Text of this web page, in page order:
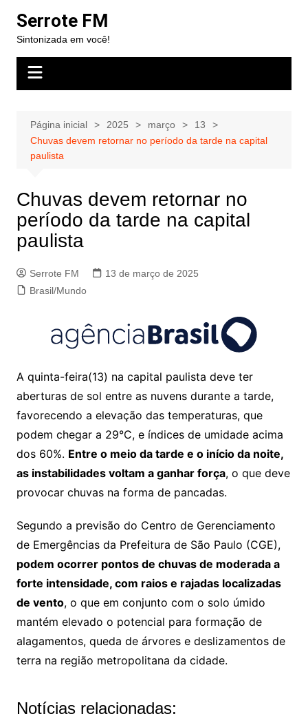
para
conteúdo
Serrote FM
Sintonizada em você!
Página inicial 2025 março
13
Chuvas devem retornar no período da tarde na capital
paulista
Chuvas devem retornar no
período da tarde na capital
paulista
Serrote FM
13 de março de 2025
Brasil/Mundo
A quinta-feira(13) na capital paulista deve ter
aberturas de sol entre as nuvens durante a tarde,
favorecendo a elevação das temperaturas, que
podem chegar a 29°C, e índices de umidade acima
dos 60%. Entre o meio da tarde e o início da noite,
as instabilidades voltam a ganhar força, o que deve
provocar chuvas na forma de pancadas.
Segundo a previsão do Centro de Gerenciamento
de Emergências da Prefeitura de São Paulo (CGE),
podem ocorrer pontos de chuvas de moderada a
forte intensidade, com raios e rajadas localizadas
de vento, o que em conjunto com o solo úmido
mantém elevado o potencial para formação de
alagamentos, queda de árvores e deslizamentos de
terra na região metropolitana da cidade.
Notícias relacionadas: